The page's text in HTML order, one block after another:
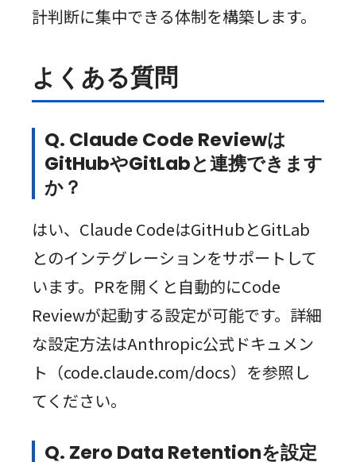
計判断に集中できる体制を構築します。
よくある質問
Q. Claude Code Reviewは
GitHubやGitLabと連携できます
か？
はい、Claude CodeはGitHubとGitLab
とのインテグレーションをサポートして
います。PRを開くと自動的にCode
Reviewが起動する設定が可能です。詳細
な設定方法はAnthropic公式ドキュメン
ト（code.claude.com/docs）を参照し
てください。
Q. Zero Data Retentionを設定